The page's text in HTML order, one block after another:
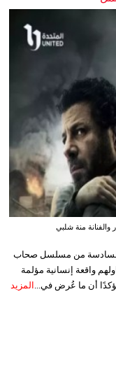
منة شلبي
السادسة من مسلسل صحاب
واقعة إنسانية مؤلمة
مؤكدًا أن ما عُرض في... المزيد